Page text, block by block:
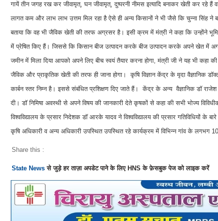
गायें तीन जगह रख कर जीवामृत्, घन जीवामृत्, दुष्परनी नीमस इत्यादि बनाकर खेती कर रहे
लागत कम और लाभ लाभ उत्तम मिल रहा है ऐसे ही अन्य किसानों ने भी जैसे कि चुन्ना सिंह ने
बताया कि वह भी जैविक खेती की तरफ अग्रसर है। इसी क्रम में मंत्री ने कहा कि उन्होंने
में प्रेषित किए हैं। जिससे कि किसान बीज उत्पादन करके बीज उत्पादन करके अपने खेत में
जमीन में मिला दिया आपको अपने लिए बीच स्वयं तैयार करना होगा, मंत्री जी ने यह भी कहा
जैविक और प्राकृतिक खेती की तरफ ही जाना होगा। कृषि विज्ञान केंद्र के मृदा वैज्ञानिक
कार्बन स्तर निम्न है। इससे संबंधित प्रशिक्षण दिए जाते हैं। केंद्र के अन्य वैज्ञानिक डॉ
दी। डॉ निमिषा अवस्थी से अपने विषय की जानकारी देते कृषकों से कहा की सभी भोज्य
विश्वविद्यालय के प्रसार निदेशक डॉ आरके यादव ने विश्वविद्यालय की प्रसार गतिविधियों
कृषि अधिकारी व अन्य अधिकारी उपस्थित उपस्थित रहे कार्यक्रम में विभिन्न गांव के लगभग
Share this :
State News से जुड़े हर ताज़ा अपडेट पाने के लिए HNS के फ़ेसबुक पेज को लाइक करें